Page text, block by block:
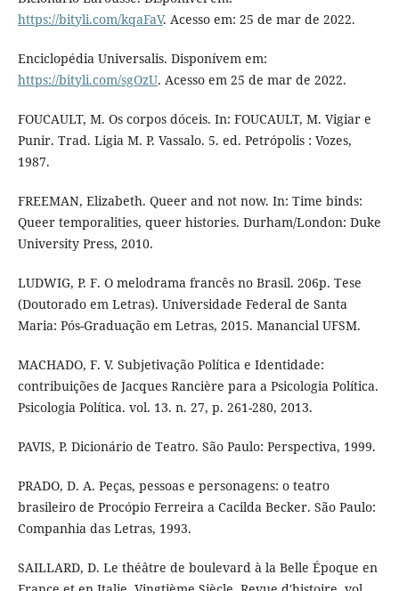
https://bityli.com/kqaFaV. Acesso em: 25 de mar de 2022.
Enciclopédia Universalis. Disponívem em:
https://bityli.com/sgOzU. Acesso em 25 de mar de 2022.
FOUCAULT, M. Os corpos dóceis. In: FOUCAULT, M. Vigiar e
Punir. Trad. Ligia M. P. Vassalo. 5. ed. Petrópolis : Vozes,
1987.
FREEMAN, Elizabeth. Queer and not now. In: Time binds:
Queer temporalities, queer histories. Durham/London: Duke
University Press, 2010.
LUDWIG, P. F. O melodrama francês no Brasil. 206p. Tese
(Doutorado em Letras). Universidade Federal de Santa
Maria: Pós-Graduação em Letras, 2015. Manancial UFSM.
MACHADO, F. V. Subjetivação Política e Identidade:
contribuições de Jacques Rancière para a Psicologia Política.
Psicologia Política. vol. 13. n. 27, p. 261-280, 2013.
PAVIS, P. Dicionário de Teatro. São Paulo: Perspectiva, 1999.
PRADO, D. A. Peças, pessoas e personagens: o teatro
brasileiro de Procópio Ferreira a Cacilda Becker. São Paulo:
Companhia das Letras, 1993.
SAILLARD, D. Le théâtre de boulevard à la Belle Époque en